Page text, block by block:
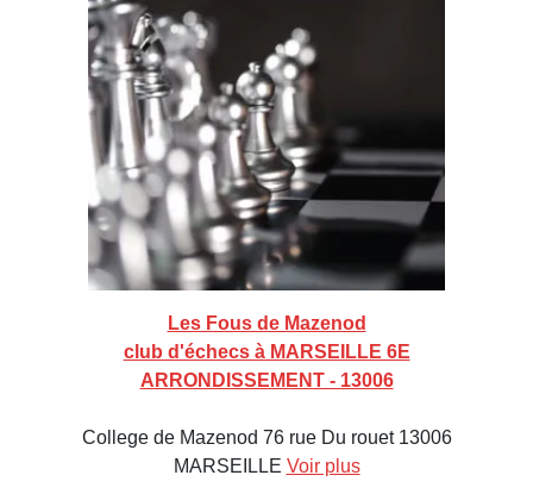
Les Fous de Mazenod
club d'échecs à MARSEILLE 6E
ARRONDISSEMENT - 13006
College de Mazenod 76 rue Du rouet 13006
MARSEILLE Voir plus